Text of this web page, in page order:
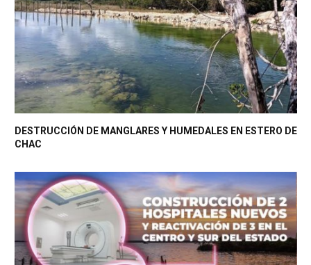
DESTRUCCIÓN DE MANGLARES Y HUMEDALES EN ESTERO DE
CHAC